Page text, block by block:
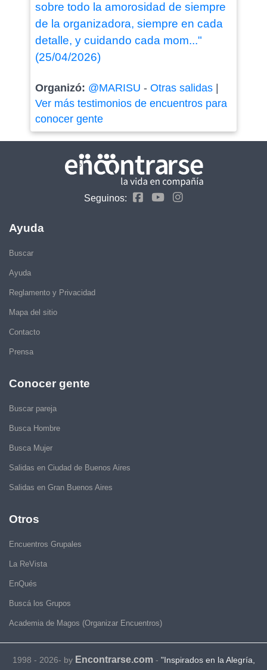
sobre todo la amorosidad de siempre
de la organizadora, siempre en cada
detalle, y cuidando cada mom..."
(25/04/2026)
Organizó: @MARISU - Otras salidas|
Ver más testimonios de encuentros para
conocer gente
Seguinos:
Ayuda
Buscar
Ayuda
Reglamento y Privacidad
Mapa del sitio
Contacto
Prensa
Conocer gente
Buscar pareja
Busca Hombre
Busca Mujer
Salidas en Ciudad de Buenos Aires
Salidas en Gran Buenos Aires
Otros
Encuentros Grupales
La ReVista
EnQués
Buscá los Grupos
Academia de Magos (Organizar Encuentros)
1998 - 2026- by Encontrarse.com- "Inspirados en la Alegría,